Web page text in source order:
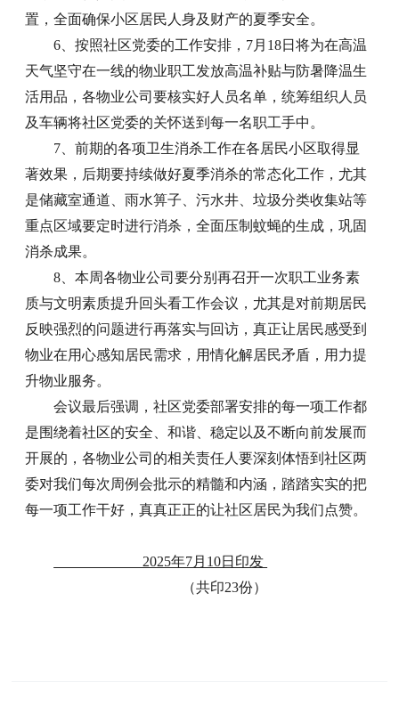
置，全面确保小区居民人身及财产的夏季安全。
6、按照社区党委的工作安排，7月18日将为在高温
天气坚守在一线的物业职工发放高温补贴与防暑降温生
活用品，各物业公司要核实好人员名单，统筹组织人员
及车辆将社区党委的关怀送到每一名职工手中。
7、前期的各项卫生消杀工作在各居民小区取得显
著效果，后期要持续做好夏季消杀的常态化工作，尤其
是储藏室通道、雨水箅子、污水井、垃圾分类收集站等
重点区域要定时进行消杀，全面压制蚊蝇的生成，巩固
消杀成果。
8、本周各物业公司要分别再召开一次职工业务素
质与文明素质提升回头看工作会议，尤其是对前期居民
反映强烈的问题进行再落实与回访，真正让居民感受到
物业在用心感知居民需求，用情化解居民矛盾，用力提
升物业服务。
会议最后强调，社区党委部署安排的每一项工作都
是围绕着社区的安全、和谐、稳定以及不断向前发展而
开展的，各物业公司的相关责任人要深刻体悟到社区两
委对我们每次周例会批示的精髓和内涵，踏踏实实的把
每一项工作干好，真真正正的让社区居民为我们点赞。
2025年7月10日印发
（共印23份）